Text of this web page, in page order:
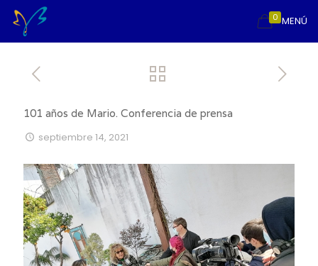
MENÚ
0
101 años de Mario. Conferencia de prensa
septiembre 14, 2021